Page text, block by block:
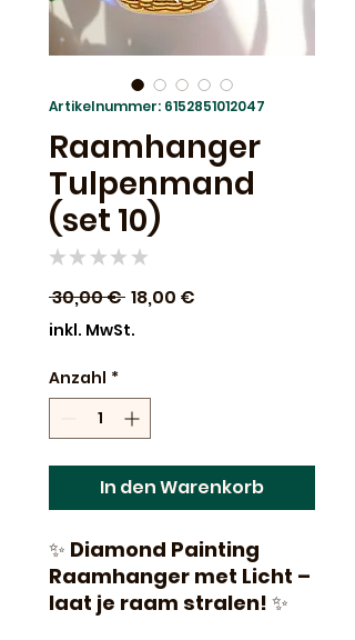
Artikelnummer: 6152851012047
Raamhanger
Tulpenmand
(set 10)
★ ★ ★ ★ ★
30,00 € Standardpreis
18,00 €
inkl. MwSt.
Anzahl *
In den Warenkorb
✨ Diamond Painting
Raamhanger met Licht –
laat je raam stralen! ✨